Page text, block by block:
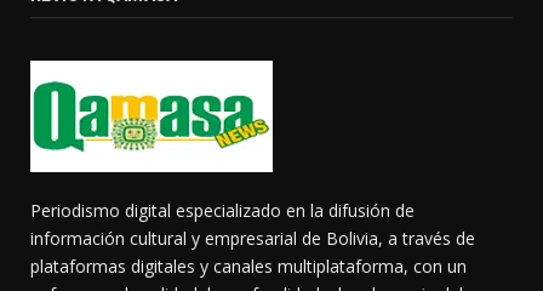
Periodismo digital especializado en la difusión de
información cultural y empresarial de Bolivia, a través de
plataformas digitales y canales multiplataforma, con un